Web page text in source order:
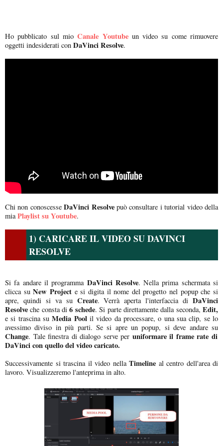
Ho pubblicato sul mio Canale Youtubeun video su come rimuovere
oggetti indesiderati con DaVinci Resolve.
Chi non conoscesseDaVinci Resolvepuò consultare i tutorial video della
mia Playlist su Youtube.
1) CARICARE IL VIDEO SU DAVINCI
RESOLVE
Si fa andare il programma DaVinci Resolve. Nella prima schermata si
clicca suNew Projecte si digita il nome del progetto nel popup che si
apre, quindi si va suCreate. Verrà aperta l'interfaccia di DaVinci
Resolve che consta di6 schede. Si parte direttamente dalla seconda,Edit,
e si trascina suMedia Pool il video da processare, o una sua clip, se lo
avessimo diviso in più parti. Se si apre un popup, si deve andare su
Change. Tale finestra di dialogo serve per uniformare il frame rate di
DaVinci con quello del video caricato.
Successivamente si trascina il video nella Timeline al centro dell'area di
lavoro. Visualizzeremo l'anteprima in alto.